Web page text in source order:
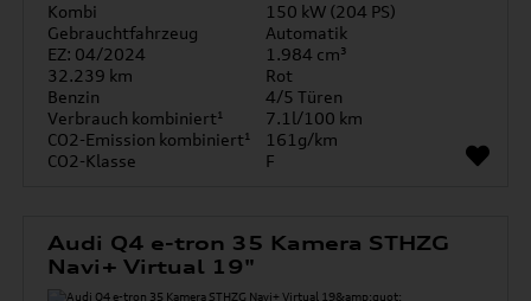
Kombi
150 kW (204 PS)
Gebrauchtfahrzeug
Automatik
EZ: 04/2024
1.984 cm³
32.239 km
Rot
Benzin
4/5 Türen
Verbrauch kombiniert¹
7.1l/100 km
CO2-Emission kombiniert¹
161g/km
CO2-Klasse
F
Audi Q4 e-tron 35 Kamera STHZG
Navi+ Virtual 19"